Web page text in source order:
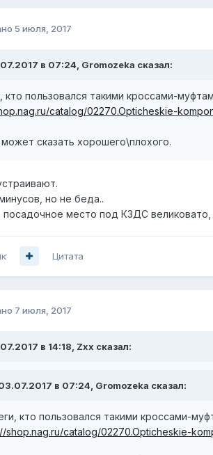
5 июля, 2017
в 07:24, Gromozeka сказал:
кто пользовался такими кроссами-
catalog/02270.Opticheskie-
сказать хорошего\плохого.
но не беда..
посадочное место под КЗДС
Цитата
7 июля, 2017
в 14:18, Zxx сказал:
в 07:24, Gromozeka сказал:
кто пользовался такими кроссами-
shop.nag.ru/catalog/02270.Opticheskie-